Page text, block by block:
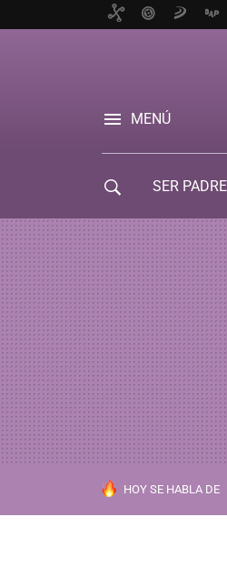
MENÚ
SER
HOY SE HABLA DE